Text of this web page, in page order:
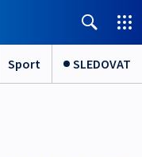
Sport SLEDOVAT